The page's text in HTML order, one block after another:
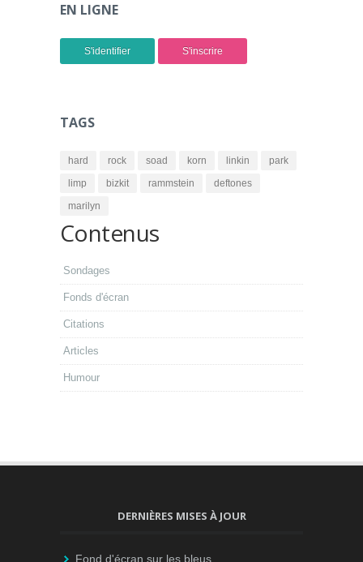
EN LIGNE
S'identifier S'inscrire
TAGS
hard rock soad korn linkin
park
limp
bizkit rammstein
deftones
marilyn
Contenus
Sondages
Fonds d'écran
Citations
Articles
Humour
DERNIÈRES MISES À JOUR
Fond d'écran sur les bleus